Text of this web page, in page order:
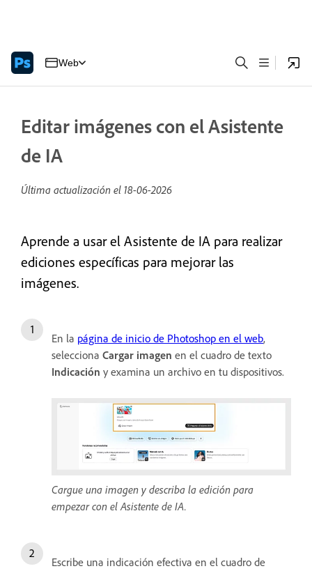
Web
Editar imágenes con el Asistente
de IA
Última actualización el 18-06-2026
Aprende a usar el Asistente de IA para realizar
ediciones específicas para mejorar las
imágenes.
En la página de inicio de Photoshop en el web,
selecciona Cargar imagen en el cuadro de texto
Indicación y examina un archivo en tu dispositivos.
Cargue una imagen y describa la edición para
empezar con el Asistente de IA.
Escribe una indicación efectiva en el cuadro de